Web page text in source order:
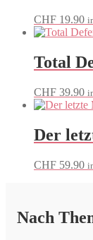
CHF 19.90
Total
CHF 39.90
Der
CHF 59.90
Nach